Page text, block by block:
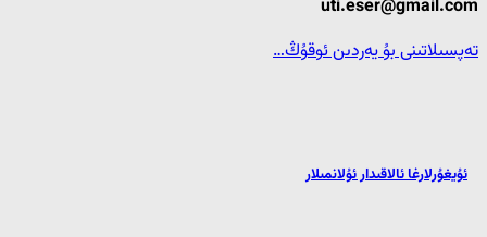
uti.eser@gmail.com
تەپسىلاتىنى بۇ يەردىن ئوقۇڭ…
ئۇيغۇرلارغا ئالاقىدار ئۇلانمىلار